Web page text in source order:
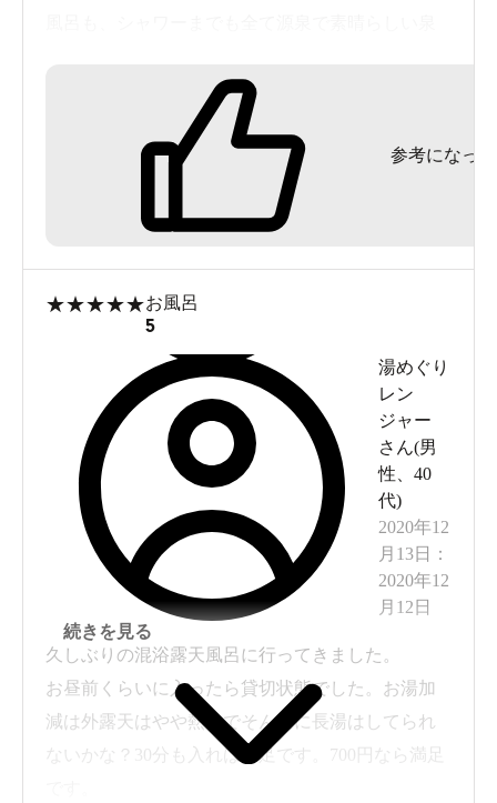
です。アメニティなどの物がごちゃごちゃするほ
ど置かれていたりすることもなくすっきりしてい
て、洗い場の構造もシンプルで掃除しやすそうな
清潔感があり、好感が持てました。ロッカーも古
いですがコインなども不要で使いやすかったで
ては男性専用、女性専用になり、何より日帰り利
用客は「内湯か露天風呂のどちらか」しか選べま
せん。なので男女入れ替え時間の19時付近だと男
性も女性も利用しづらく、必然的に内湯利用とな
ります。実は女湯には露天風呂がありますが男湯
にはありません。またこちらは旅館のため、宿泊
客が多い時には日帰り利用は断られる可能性があ
るとのことなので、週末などは電話で確認するこ
とをおすすめします。
参考になった
★★★★★お風呂
5
湯めぐり
レン
ジャー
さん(男
性
40
代)
2020年12
月13日
：
2020年12
月12日
久しぶりの混浴露天風呂に行ってきました。
お昼前くらいに入ったら貸切状態でした。お湯加
減は外露天はやや熱めでそんなに長湯はしてられ
ないかな？30分も入れば満足です。700円なら満足
続きを見る